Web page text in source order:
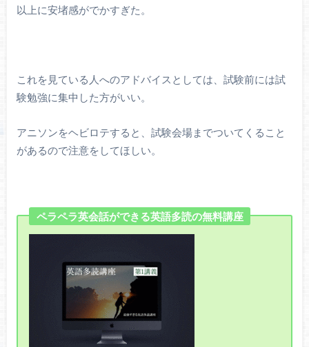
以上に安堵感がでかすぎた。
これを見ている人へのアドバイスとしては、試験前には試
験勉強に集中した方がいい。
アニソンをヘビロテすると、試験会場までついてくること
があるので注意をしてほしい。
ペラペラ英会話ができる英語多読の無料講座